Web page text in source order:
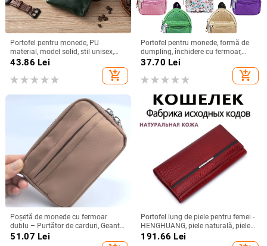
Portofel pentru monede, PU
material, model solid, stil unisex,
pentru bărbați
43.86 Lei
add_shopping_cart
Portofel pentru monede, formă de
dumpling, închidere cu fermoar,
poliester, stil street fashion unisex
37.70 Lei
add_shopping_cart
Poșetă de monede cu fermoar
dublu – Purtător de carduri, Geantă
pentru chei, Nylon, culoare solidă,
51.07 Lei
Portofel lung de piele pentru femei -
HENGHUANG, piele naturală, piele
de vițel din primul strat, model
monocrom, căptușeală din poliester
191.66 Lei